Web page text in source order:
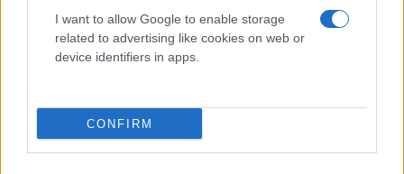
I want to allow Google to enable storage
related to advertising like cookies on web or
device identifiers in apps.
CONFIRM
συμφερόντων», υπογράμμισε.
Επανερχόμενος στις δηλώσεις του κ. Μητσοτάκη, ο
κανενός περιορισμού σε ό,τι αφορά την κυριαρχία.
[..] Η συζήτηση που διημείφθη στο πλαίσιο